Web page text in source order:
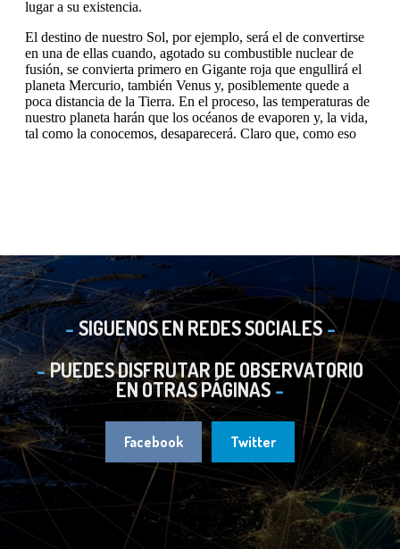
SIGUENOS EN REDES SOCIALES
PUEDES DISFRUTAR DE OBSERVATORIO
EN OTRAS PÁGINAS
Facebook Twitter